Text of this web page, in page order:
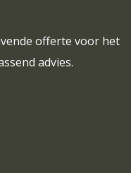
offerte voor het
advies.